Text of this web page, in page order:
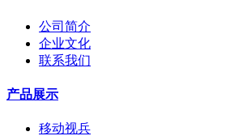
公司简介
企业文化
联系我们
产品展示
移动视兵